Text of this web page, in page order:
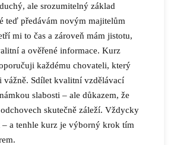
ale srozumitelný základ
teď předávám novým majitelům
mi to čas a zároveň mám jistotu,
a ověřené informace. Kurz
každému chovateli, který
vážně. Sdílet kvalitní vzdělávací
slabosti – ale důkazem, že
skutečně záleží. Vždycky
– a tenhle kurz je výborný krok tím